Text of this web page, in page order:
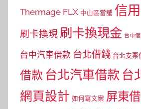
Thermage FLX 中山區當舖 信
刷卡換現 刷卡換現金 台中
台中汽車借款 台北借錢 台北支票
借款 台北汽車借款 台
網頁設計 如何寫文案 屏東